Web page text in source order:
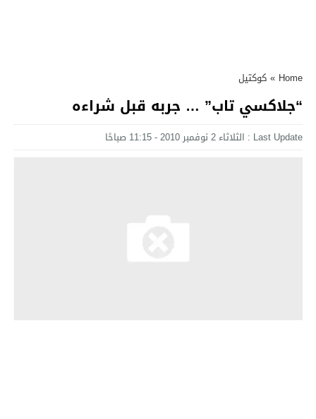
Home
» كوكتيل
“جلاكسي تاب” … جربه قبل شراءه
Last Update : الثلاثاء 2 نوفمبر 2010 - 11:15 صباحًا